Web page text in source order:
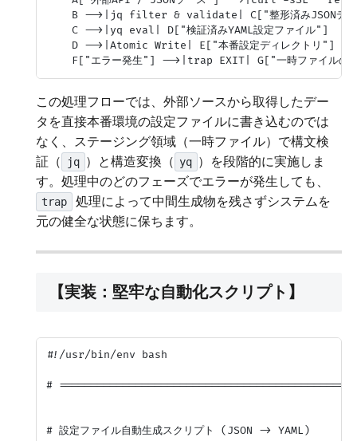
B -->|jq filter & validate| C["整形済みJSONデ
    C -->|yq eval| D["検証済みYAML設定ファイル"]
    D -->|Atomic Write| E["本番設定ディレクトリ"]
この処理フローでは、外部ソースから取得したデー
タを直接本番環境の設定ファイルに書き込むのでは
なく、ステージング領域（一時ファイル）で構文検
証（
jq ）と構造変換（ yq ）を段階的に実施しま
す。処理中のどのフェーズでエラーが発生しても、
trap
処理によって中間生成物を残さずシステムを
元の健全な状態に保ちます。
【実装：堅牢な自動化スクリプト】
#!/usr/bin/env bash
#
# 設定ファイル自動生成スクリプト (JSON -> YAML)